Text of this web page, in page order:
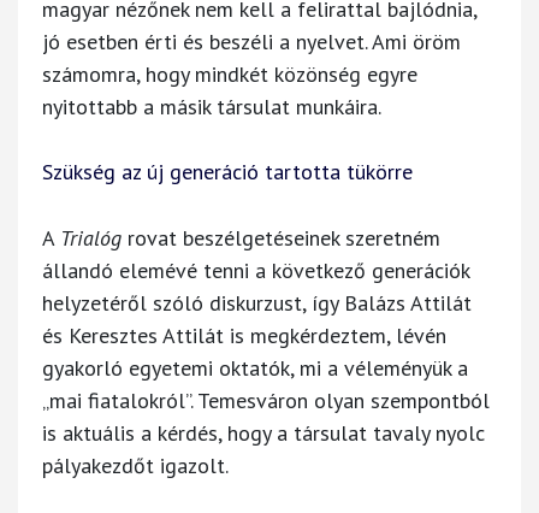
magyar nézőnek nem kell a felirattal bajlódnia,
jó esetben érti és beszéli a nyelvet. Ami öröm
számomra, hogy mindkét közönség egyre
nyitottabb a másik társulat munkáira.
Szükség az új generáció tartotta tükörre
A Trialóg rovat beszélgetéseinek szeretném
állandó elemévé tenni a következő generációk
helyzetéről szóló diskurzust, így Balázs Attilát
és Keresztes Attilát is megkérdeztem, lévén
gyakorló egyetemi oktatók, mi a véleményük a
„mai fiatalokról”. Temesváron olyan szempontból
is aktuális a kérdés, hogy a társulat tavaly nyolc
pályakezdőt igazolt.